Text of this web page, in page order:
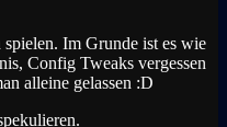
spielen. Im Grunde ist es wie
Config Tweaks vergessen
alleine gelassen :D